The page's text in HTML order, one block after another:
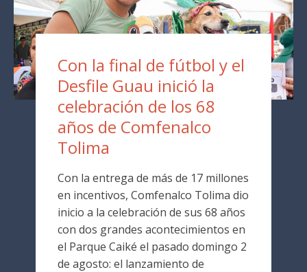
Con la final de fútbol y el
Desfile Guau inició la
celebración de los 68
años de Comfenalco
Tolima
Con la entrega de más de 17 millones
en incentivos, Comfenalco Tolima dio
inicio a la celebración de sus 68 años
con dos grandes acontecimientos en
el Parque Caiké el pasado domingo 2
de agosto: el lanzamiento de